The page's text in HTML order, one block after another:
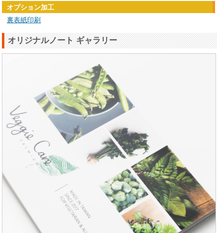
オプション加工
裏表紙印刷
オリジナルノート ギャラリー